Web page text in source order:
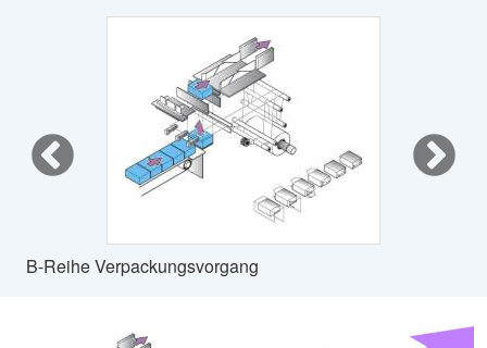
B-Reihe Verpackungsvorgang